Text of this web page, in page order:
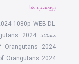
برچسب ها
1080p WEB-DL
مستند Secret Lives of Orangutans 2024
Orangutans 2024
Orangutans 2024